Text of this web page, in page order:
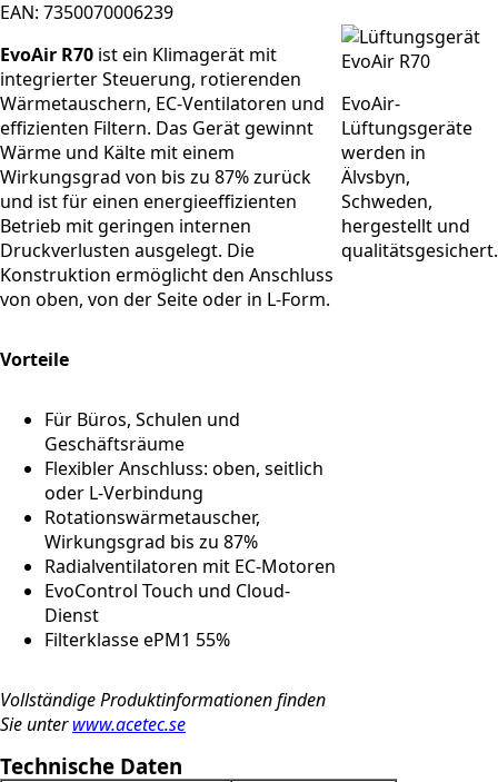
EAN: 7350070006239
EvoAir R70 ist ein Klimagerät mit
integrierter Steuerung, rotierenden
Wärmetauschern, EC-Ventilatoren und
effizienten Filtern. Das Gerät gewinnt
Wärme und Kälte mit einem
Wirkungsgrad von bis zu 87% zurück
und ist für einen energieeffizienten
Betrieb mit geringen internen
Druckverlusten ausgelegt. Die
Konstruktion ermöglicht den Anschluss
von oben, von der Seite oder in L-Form.
Vorteile
Für Büros, Schulen und
Geschäftsräume
Flexibler Anschluss: oben, seitlich
oder L-Verbindung
Rotationswärmetauscher,
Wirkungsgrad bis zu 87%
Radialventilatoren mit EC-Motoren
EvoControl Touch und Cloud-
Dienst
Filterklasse ePM1 55%
Vollständige Produktinformationen finden
Sie unterwww.acetec.se
EvoAir-
Lüftungsgeräte
werden in
Älvsbyn,
Schweden,
hergestellt und
qualitätsgesichert.
Technische Daten